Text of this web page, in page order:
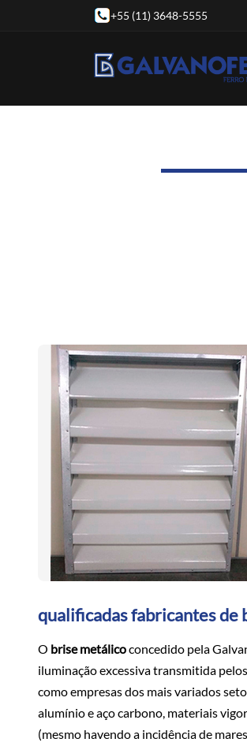
+55 (11) 3648-5555
qualificadas fabricantes de
O brise metálicoconcedido pela
iluminação excessiva transmitida
como empresas dos mais variados
alumínio e aço carbono, materiais
(mesmo havendo a incidência de